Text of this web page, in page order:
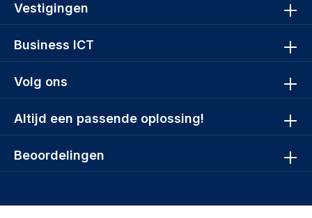
Volg ons
Altijd een passende oplossing!
Vestigingen
Business ICT
Beoordelingen